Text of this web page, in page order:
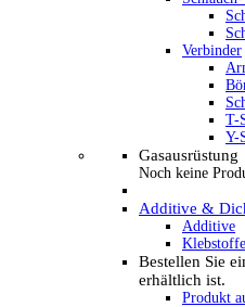
Verbinder
T-
Y-
Gasausrüstung
Noch keine
Additive &
Additive
Bestellen Sie
erhältlich ist.
Produkt